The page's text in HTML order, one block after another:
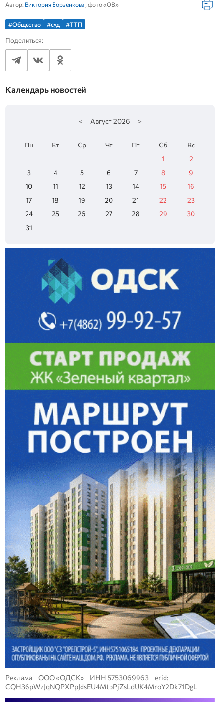
Автор: Виктория Борзенкова, фото «ОВ»
#Общество #суд #ТТП
Поделиться:
Календарь новостей
< Август 2026 >
Пн Вт Ср Чт Пт Сб
Вс
1
2
3
4 5 6 7 8
9
10
11 12 13 14 15
16
17
18 19 20 21 22
23
24
25 26 27 28 29
30
31
Реклама ООО «ОДСК» ИНН 5753069963 erid:
CQH36pWzJqNQPXPpJdsEU4MtpPjZsLdUK4MroY2Dk71DgL